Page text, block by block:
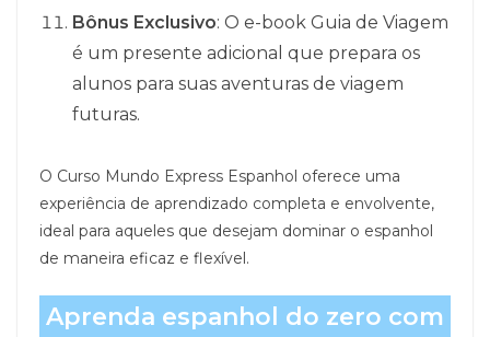
Bônus Exclusivo: O e-book Guia de Viagem
é um presente adicional que prepara os
alunos para suas aventuras de viagem
futuras.
O Curso Mundo Express Espanhol oferece uma
experiência de aprendizado completa e envolvente,
ideal para aqueles que desejam dominar o espanhol
de maneira eficaz e flexível.
Aprenda espanhol do zero com